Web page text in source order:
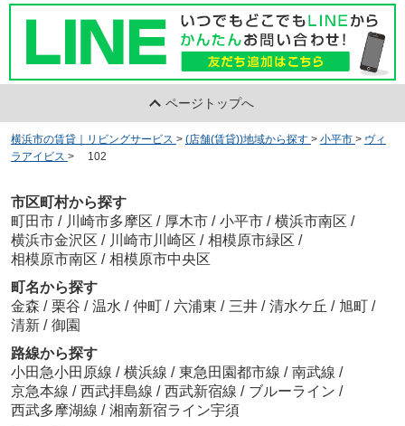
ページトップへ
横浜市の賃貸｜リビングサービス > (店舗(賃貸))地域から探す > 小平市 > ヴィ
ラアイビス > 102
市区町村から探す
町田市 / 川崎市多摩区 / 厚木市 / 小平市 / 横浜市南区 /
横浜市金沢区 / 川崎市川崎区 / 相模原市緑区 /
相模原市南区 / 相模原市中央区
町名から探す
金森 / 栗谷 / 温水 / 仲町 / 六浦東 / 三井 / 清水ケ丘 / 旭町 /
清新 / 御園
路線から探す
小田急小田原線 / 横浜線 / 東急田園都市線 / 南武線 /
京急本線 / 西武拝島線 / 西武新宿線 / ブルーライン /
西武多摩湖線 / 湘南新宿ライン宇須